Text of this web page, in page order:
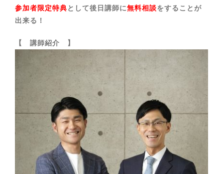
参加者限定特典として後日講師に無料相談をすることが
出来る！
【 講師紹介 】